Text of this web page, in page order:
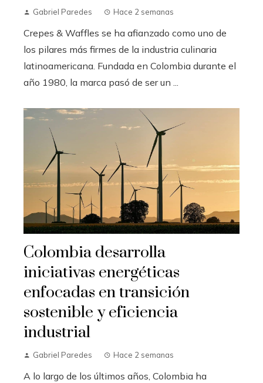
Gabriel Paredes Hace 2 semanas
Crepes & Waffles se ha afianzado como uno de
los pilares más firmes de la industria culinaria
latinoamericana. Fundada en Colombia durante el
año 1980, la marca pasó de ser un ...
Colombia desarrolla
iniciativas energéticas
enfocadas en transición
sostenible y eficiencia
industrial
Gabriel Paredes Hace 2 semanas
A lo largo de los últimos años, Colombia ha